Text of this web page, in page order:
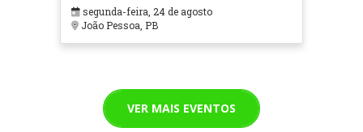
segunda-feira, 24 de agosto
João Pessoa, PB
VER MAIS EVENTOS